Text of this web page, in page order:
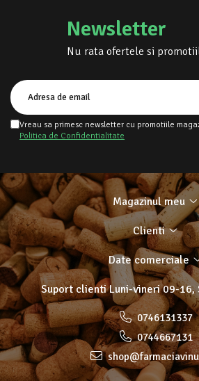
Newsletter
Nu rata ofertele si
Vreau sa primesc newsletter cu promotiile
Politica de Confidentialitate
Magazinul meu
Clienti
Date comerciale
Suport clientiLuni-vineri 09-16,
0746131337
0744667131